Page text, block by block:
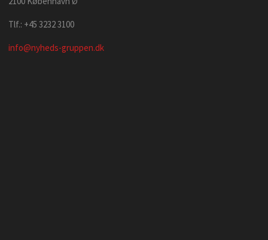
Tlf.: +45 3232 3100
info@nyheds-gruppen.dk